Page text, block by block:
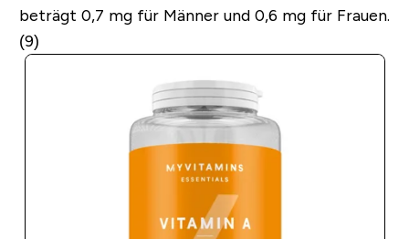
beträgt 0,7 mg für Männer und 0,6 mg für Frauen.
(9)